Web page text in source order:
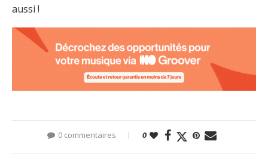
aussi !
0 commentaires 0